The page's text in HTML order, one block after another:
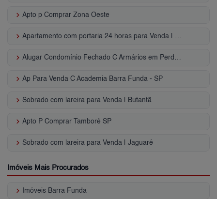
keyboard_arrow_right Apto p Comprar Zona Oeste
keyboard_arrow_right Apartamento com portaria 24 horas para Venda | Vila Butantã
keyboard_arrow_right Alugar Condomínio Fechado C Armários em Perdizes - SP
keyboard_arrow_right Ap Para Venda C Academia Barra Funda - SP
keyboard_arrow_right Sobrado com lareira para Venda | Butantã
keyboard_arrow_right Apto P Comprar Tamboré SP
keyboard_arrow_right Sobrado com lareira para Venda | Jaguaré
Imóveis Mais Procurados
keyboard_arrow_right Imóveis Barra Funda